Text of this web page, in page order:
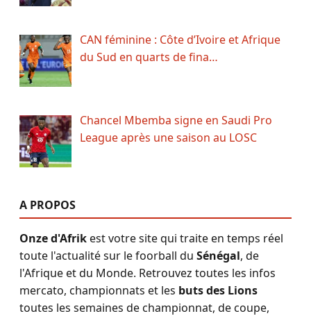
CAN féminine : Côte d’Ivoire et Afrique
du Sud en quarts de fina…
Chancel Mbemba signe en Saudi Pro
League après une saison au LOSC
A PROPOS
Onze d'Afrikest votre site qui traite en temps réel
toute l'actualité sur le foorball du Sénégal, de
l'Afrique et du Monde. Retrouvez toutes les infos
mercato, championnats et les buts des Lions
toutes les semaines de championnat, de coupe,